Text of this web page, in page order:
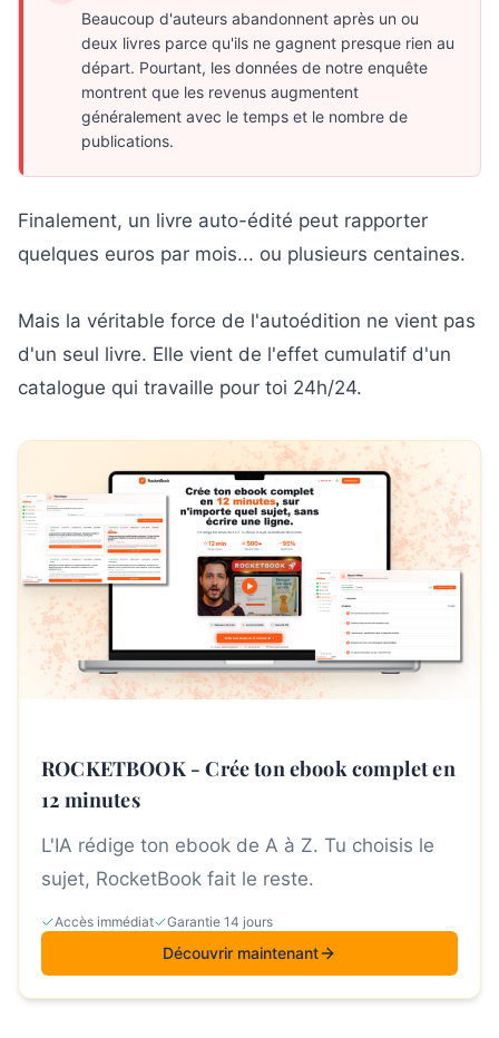
Beaucoup d'auteurs abandonnent après un ou
deux livres parce qu'ils ne gagnent presque rien au
départ. Pourtant, les données de notre enquête
montrent que les revenus augmentent
généralement avec le temps et le nombre de
publications.
Finalement, un livre auto-édité peut rapporter
quelques euros par mois... ou plusieurs centaines.
Mais la véritable force de l'autoédition ne vient pas
d'un seul livre. Elle vient de l'effet cumulatif d'un
catalogue qui travaille pour toi 24h/24.
ROCKETBOOK - Crée ton ebook complet en
12 minutes
L'IA rédige ton ebook de A à Z. Tu choisis le
sujet, RocketBook fait le reste.
Accès immédiat Garantie 14 jours
Découvrir maintenant